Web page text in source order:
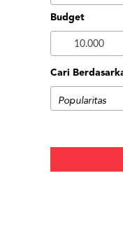
Budget
10.000
Cari